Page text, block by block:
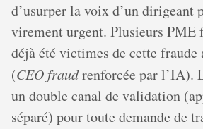
d’usurper la voix d’un dirigeant
virement urgent. Plusieurs PME
déjà été victimes de cette fraude
(CEO fraudrenforcée par l’IA).
un double canal de validation
séparé) pour toute demande de